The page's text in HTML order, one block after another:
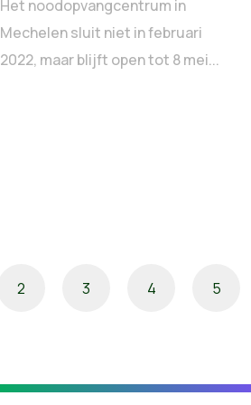
Het noodopvangcentrum in
Mechelen sluit niet in februari
2022, maar blijft open tot 8 mei...
2 3 4 5